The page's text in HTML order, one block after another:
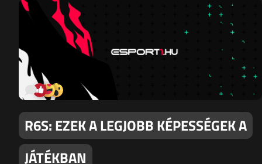
R6S: EZEK A LEGJOBB KÉPESSÉGEK A
JÁTÉKBAN